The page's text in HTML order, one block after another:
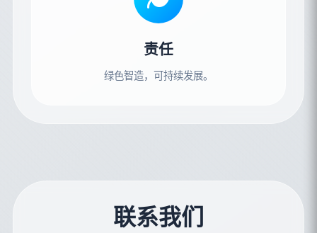
责任
绿色智造，可持续发展。
联系我们